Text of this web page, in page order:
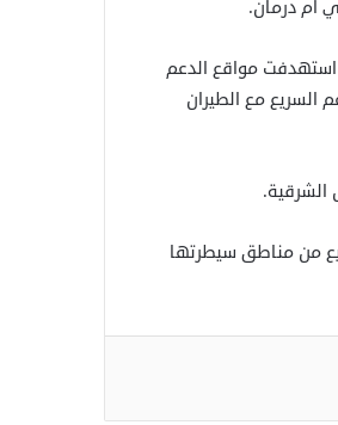
أم درمان.
استهدفت مواقع الدعم
السريع مع الطيران
الشرقية.
من مناطق سيطرتها